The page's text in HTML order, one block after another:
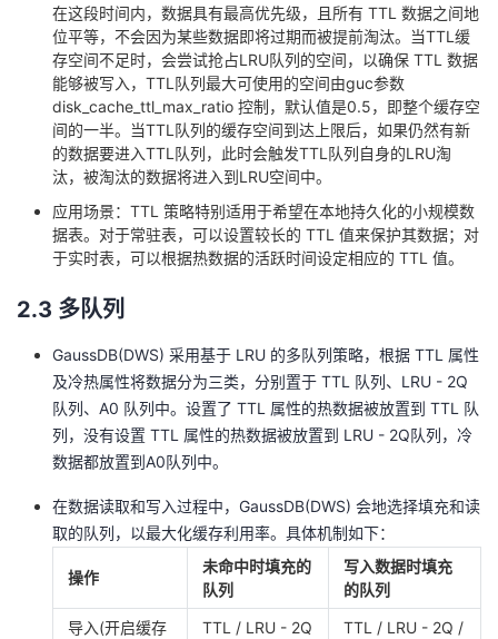
在这段时间内，数据具有最高优先级，且所有 TTL 数据之间地
位平等，不会因为某些数据即将过期而被提前淘汰。当TTL缓
存空间不足时，会尝试抢占LRU队列的空间，以确保 TTL 数据
能够被写入，TTL队列最大可使用的空间由guc参数
disk_cache_ttl_max_ratio 控制，默认值是0.5，即整个缓存空
间的一半。当TTL队列的缓存空间到达上限后，如果仍然有新
的数据要进入TTL队列，此时会触发TTL队列自身的LRU淘
汰，被淘汰的数据将进入到LRU空间中。
应用场景：TTL 策略特别适用于希望在本地持久化的小规模数
据表。对于常驻表，可以设置较长的 TTL 值来保护其数据；对
于实时表，可以根据热数据的活跃时间设定相应的 TTL 值。
2.3 多队列
GaussDB(DWS) 采用基于 LRU 的多队列策略，根据 TTL 属性
及冷热属性将数据分为三类，分别置于 TTL 队列、LRU - 2Q
队列、A0 队列中。设置了 TTL 属性的热数据被放置到 TTL 队
列，没有设置 TTL 属性的热数据被放置到 LRU - 2Q队列，冷
数据都放置到A0队列中。
在数据读取和写入过程中，GaussDB(DWS) 会地选择填充和读
取的队列，以最大化缓存利用率。具体机制如下：
操作
未命中时填充的
队列
写入数据时填充
的队列
导入(开启缓存
TTL / LRU - 2Q
TTL / LRU - 2Q /